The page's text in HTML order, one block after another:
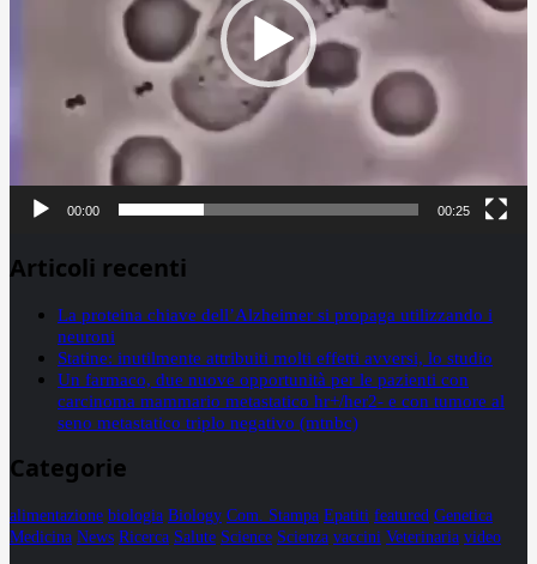
00:00 00:25
Articoli recenti
La proteina chiave dell’Alzheimer si propaga utilizzando i
neuroni
Statine: inutilmente attribuiti molti effetti avversi, lo studio
Un farmaco, due nuove opportunità per le pazienti con
carcinoma mammario metastatico hr+/her2- e con tumore al
seno metastatico triplo negativo (mtnbc)
Categorie
alimentazione biologia Biology Com. Stampa Epatiti featured Genetica
Medicina News Ricerca Salute Science Scienza vaccini Veterinaria video